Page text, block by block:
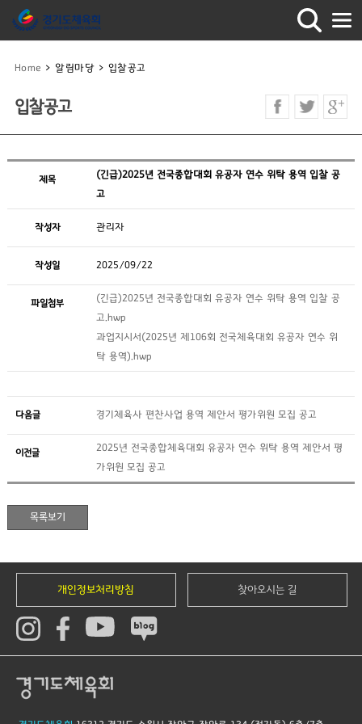
Home > 알림마당 > 입찰공고
입찰공고
제목
(긴급)2025년 전국종합대회 유공자 연수 위탁 용역 입찰 공
고
작성자 관리자
작성일 2025/09/22
파일첨부
(긴급)2025년 전국종합대회 유공자 연수 위탁 용역 입찰 공
고.hwp
과업지시서(2025년 제106회 전국체육대회 유공자 연수 위
탁 용역).hwp
다음글 경기체육사 편찬사업 용역 제안서 평가위원 모집 공고
이전글
2025년 전국종합체육대회 유공자 연수 위탁 용역 제안서 평
가위원 모집 공고
개인정보처리방침 찾아오시는 길